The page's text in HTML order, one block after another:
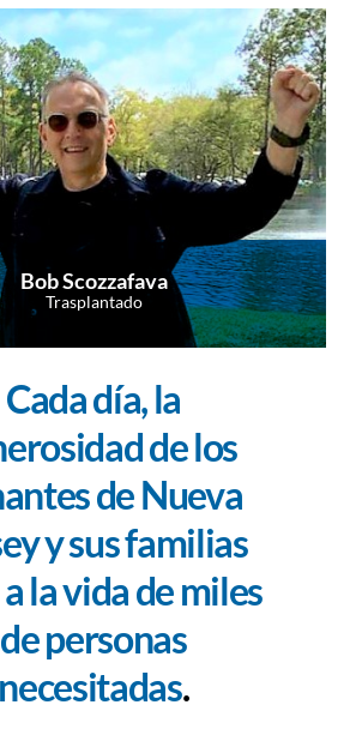
Bob Scozzafava
Trasplantado
Cada día, la
de los
de Nueva
y sus familias
la vida de miles
de personas
necesitadas.